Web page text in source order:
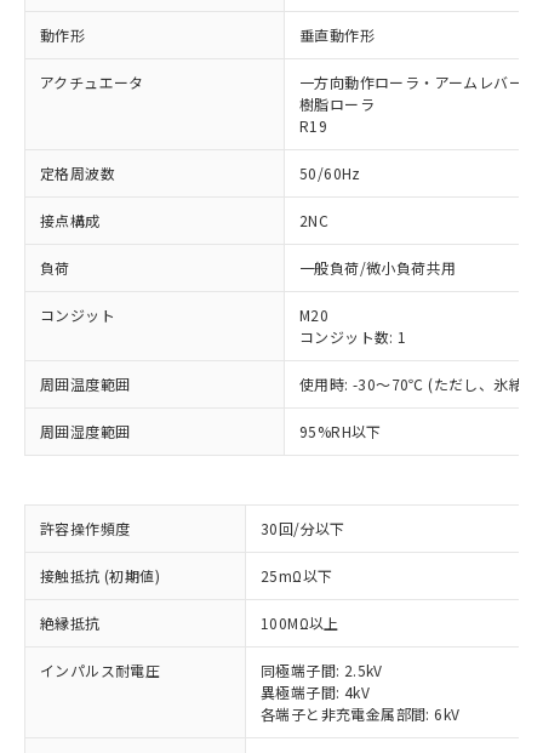
動作形 垂直動作形
アクチュエータ
一方向動作ローラ・アームレバー
樹脂ローラ
R19
定格周波数 50/60Hz
接点構成 2NC
負荷 一般負荷/微小負荷共用
コンジット
M20
コンジット数: 1
周囲温度範囲 使用時: -30～70℃ (ただし、氷結し
周囲湿度範囲 95%RH以下
許容操作頻度 30回/分以下
接触抵抗 (初期値) 25mΩ以下
絶縁抵抗 100MΩ以上
インパルス耐電圧
同極端子間: 2.5kV
異極端子間: 4kV
各端子と非充電金属部間: 6kV
ご利用条件
※1 対応状況
対応済み：EU RoHS指令（10物質）の
非含有に対応した製品が提供可能な商品で
対応予定：EU RoHS指令（10物質）の非含
有に対応した製品に切り替える予定のある